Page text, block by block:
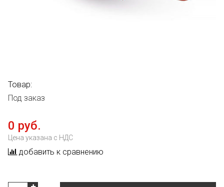
Товар:
Под заказ
0 руб.
Цена указана с НДС
добавить к сравнению